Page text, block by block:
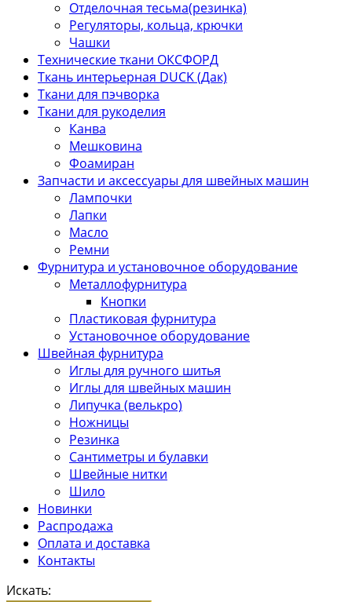
Отделочная тесьма(резинка)
Регуляторы, кольца, крючки
Чашки
Технические ткани ОКСФОРД
Ткань интерьерная DUCK (Дак)
Ткани для пэчворка
Ткани для рукоделия
Канва
Мешковина
Фоамиран
Запчасти и аксессуары для швейных машин
Лампочки
Лапки
Масло
Ремни
Фурнитура и установочное оборудование
Металлофурнитура
Кнопки
Пластиковая фурнитура
Установочное оборудование
Швейная фурнитура
Иглы для ручного шитья
Иглы для швейных машин
Липучка (велькро)
Ножницы
Резинка
Сантиметры и булавки
Швейные нитки
Шило
Новинки
Распродажа
Оплата и доставка
Контакты
Искать: